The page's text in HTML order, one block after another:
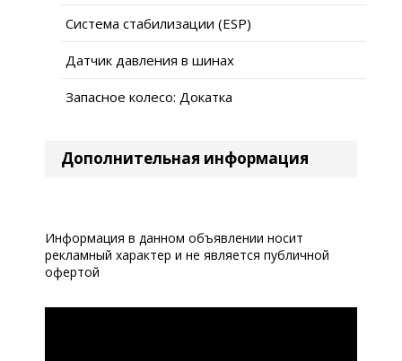
Система стабилизации (ESP)
Датчик давления в шинах
Запасное колесо: Докатка
Дополнительная информация
Информация в данном объявлении носит
рекламный характер и не является публичной
офертой